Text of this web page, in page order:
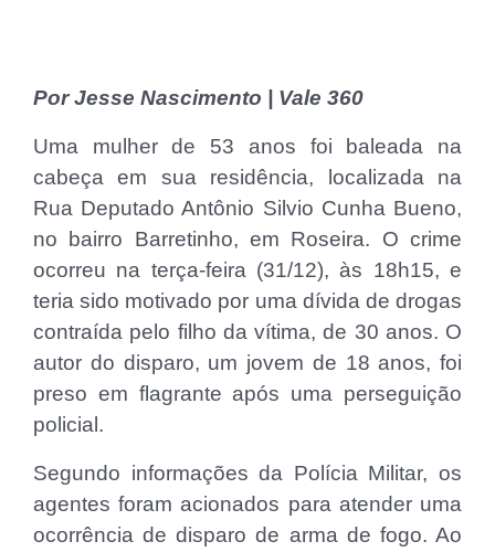
Por Jesse Nascimento | Vale 360
Uma mulher de 53 anos foi baleada na
cabeça em sua residência, localizada na
Rua Deputado Antônio Silvio Cunha Bueno,
no bairro Barretinho, em Roseira. O crime
ocorreu na terça-feira (31/12), às 18h15, e
teria sido motivado por uma dívida de drogas
contraída pelo filho da vítima, de 30 anos. O
autor do disparo, um jovem de 18 anos, foi
preso em flagrante após uma perseguição
policial.
Segundo informações da Polícia Militar, os
agentes foram acionados para atender uma
ocorrência de disparo de arma de fogo. Ao